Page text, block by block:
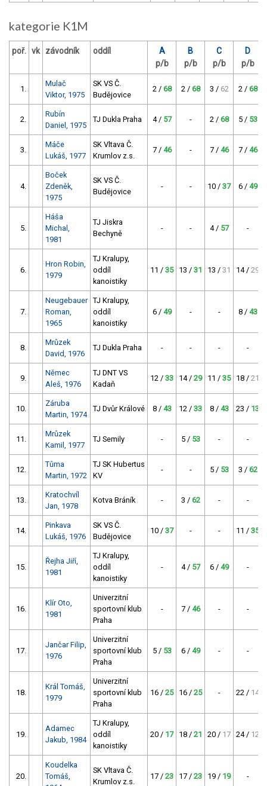
kategorie K1M
poř. vk závodník oddíl
A
p/b
B
p/b
C
p/b
D
p/b
1.
Mulač
Viktor, 1975
SK VS Č.
Budějovice
2 / 68 2 / 68 3 / 62 2 / 68
2.
Rubín
Daniel, 1975
TJ Dukla Praha 4 / 57 - 2 / 68 5 / 53
3.
Máče
Lukáš, 1977
SK Vltava Č.
Krumlov z.s.
7 / 46 - 7 / 46 7 / 46
4.
Boček
Zdeněk,
1975
SK VS Č.
Budějovice
- - 10 / 37 6 / 49
5.
Háša
Michal,
1981
TJ Jiskra
Bechyně
- - 4 / 57 -
6.
Hron Robin,
1979
TJ Kralupy,
oddíl
kanoistiky
11 / 35 13 / 31 13 / 31 14 / 29
7.
Neugebauer
Roman,
1965
TJ Kralupy,
oddíl
kanoistiky
6 / 49 - - 8 / 43
8.
Mrůzek
David, 1976
TJ Dukla Praha - - - -
9.
Němec
Aleš, 1976
TJ DNT VS
Kadaň
12 / 33 14 / 29 11 / 35 18 / 21
10.
Záruba
Martin, 1974
TJ Dvůr Králové 8 / 43 12 / 33 8 / 43 23 / 13
11.
Mrůzek
Kamil, 1977
TJ Semily - 5 / 53 - -
12.
Tůma
Martin, 1972
TJ SK Hubertus
KV
- - 5 / 53 3 / 62
13.
Kratochvíl
Jan, 1978
Kotva Bráník - 3 / 62 - -
14.
Pinkava
Lukáš, 1976
SK VS Č.
Budějovice
10 / 37 - - 11 / 35
15.
Řejha Jiří,
1981
TJ Kralupy,
oddíl
kanoistiky
- 4 / 57 6 / 49 -
16.
Klír Oto,
1981
Univerzitní
sportovní klub
Praha
- 7 / 46 - -
17.
Jančar Filip,
1976
Univerzitní
sportovní klub
Praha
5 / 53 6 / 49 - -
18.
Král Tomáš,
1979
Univerzitní
sportovní klub
Praha
16 / 25 16 / 25 - 22 / 14
19.
Adamec
Jakub, 1984
TJ Kralupy,
oddíl
kanoistiky
20 / 17 18 / 21 20 / 17 24 / 12
20.
Koudelka
Tomáš,
SK Vltava Č.
Krumlov z.s.
17 / 23 17 / 23 19 / 19 -